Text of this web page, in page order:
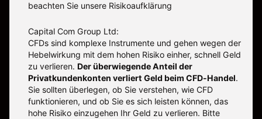
beachten Sie unsere Risikoaufklärung
Capital Com Group Ltd:
CFDs sind komplexe Instrumente und gehen wegen der
Hebelwirkung mit dem hohen Risiko einher, schnell Geld
zu verlieren. Der überwiegende Anteil der
Privatkundenkonten verliert Geld beim CFD-Handel.
Sie sollten überlegen, ob Sie verstehen, wie CFD
funktionieren, und ob Sie es sich leisten können, das
hohe Risiko einzugehen Ihr Geld zu verlieren. Bitte